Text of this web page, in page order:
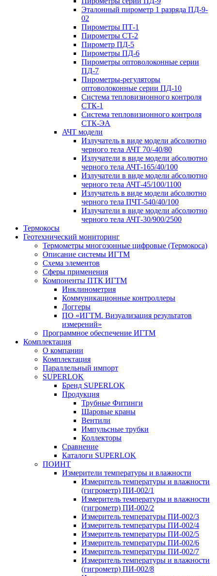
Эталонный пирометр 1 разряда ПД-9-
02
Пирометры ПТ-1
Пирометры CT-2
Пирометр ПД-5
Пирометры ПД-6
Пирометры оптоволоконные серии
ПД-7
Пирометры-регуляторы
оптоволоконные серии ПД-10
Система тепловизионного контроля
СТК-1
Система тепловизионного контроля
СТК-ЭА
АЧТ модели
Излучатель в виде модели абсолютно
черного тела АЧТ 70/-40/80
Излучатели в виде модели абсолютно
черного тела АЧТ-165/40/100
Излучатели в виде модели абсолютно
черного тела АЧТ-45/100/1100
Излучатель в виде модели абсолютно
черного тела ПЧТ-540/40/100
Излучатели в виде модели абсолютно
черного тела АЧТ-30/900/2500
Термокосы
Геотехнический мониторинг
Термометры многозонные цифровые (Термокоса)
Описание системы ИГТМ
Схема элементов
Сферы применения
Компоненты ПТК ИГТМ
Инклинометрия
Коммуникационные контроллеры
Логгеры
ПО «ИГТМ. Визуализация результатов
измерений»
Программное обеспечение ИГТМ
Комплектация
О компании
Комплектация
Параллельный импорт
SUPERLOK
Бренд SUPERLOK
Продукция
Трубные Фитинги
Шаровые краны
Вентили
Импульсные трубки
Коллекторы
Сравнение
Каталоги SUPERLOK
ПОИНТ
Измерители температуры и влажности
Измеритель температуры и влажности
(гигрометр) ПИ-002/1
Измеритель температуры и влажности
(гигрометр) ПИ-002/2
Измеритель температуры ПИ-002/3
Измеритель температуры ПИ-002/4
Измеритель температуры ПИ-002/5
Измеритель температуры ПИ-002/6
Измеритель температуры ПИ-002/7
Измеритель температуры и влажности
(гигрометр) ПИ-002/8